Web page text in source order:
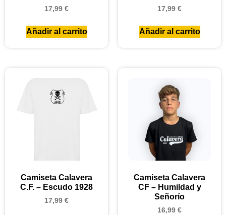
17,99 €
Añadir al carrito
17,99 €
Añadir al carrito
Camiseta Calavera
C.F. – Escudo 1928
17,99 €
Camiseta Calavera
CF – Humildad y
Señorío
16,99 €